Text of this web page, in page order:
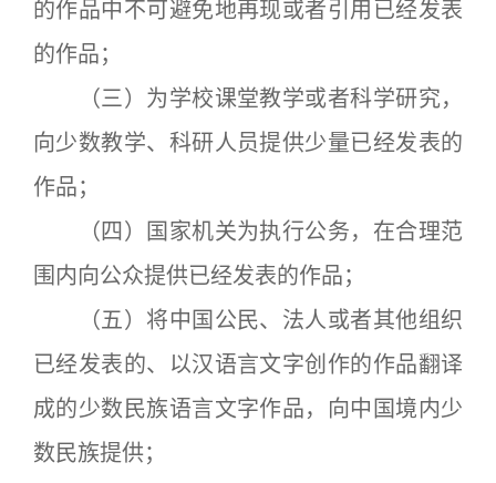
的作品中不可避免地再现或者引用已经发表
的作品；
（三）为学校课堂教学或者科学研究，
向少数教学、科研人员提供少量已经发表的
作品；
（四）国家机关为执行公务，在合理范
围内向公众提供已经发表的作品；
（五）将中国公民、法人或者其他组织
已经发表的、以汉语言文字创作的作品翻译
成的少数民族语言文字作品，向中国境内少
数民族提供；